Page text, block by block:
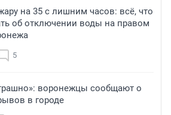
на 35 с лишним часов: всё, что
об отключении воды на правом
5
воронежцы сообщают о
в городе